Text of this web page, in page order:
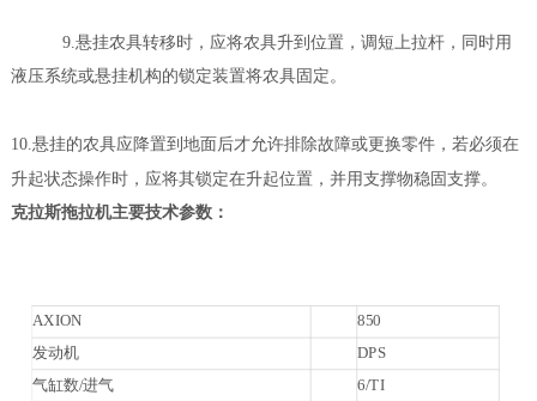
9.悬挂农具转移时，应将农具升到位置，调短上拉杆，同时用
液压系统或悬挂机构的锁定装置将农具固定。
10.悬挂的农具应降置到地面后才允许排除故障或更换零件，若必须在
升起状态操作时，应将其锁定在升起位置，并用支撑物稳固支撑。
克拉斯拖拉机主要技术参数：
AXION
850
发动机
DPS
气缸数/进气 6/TI